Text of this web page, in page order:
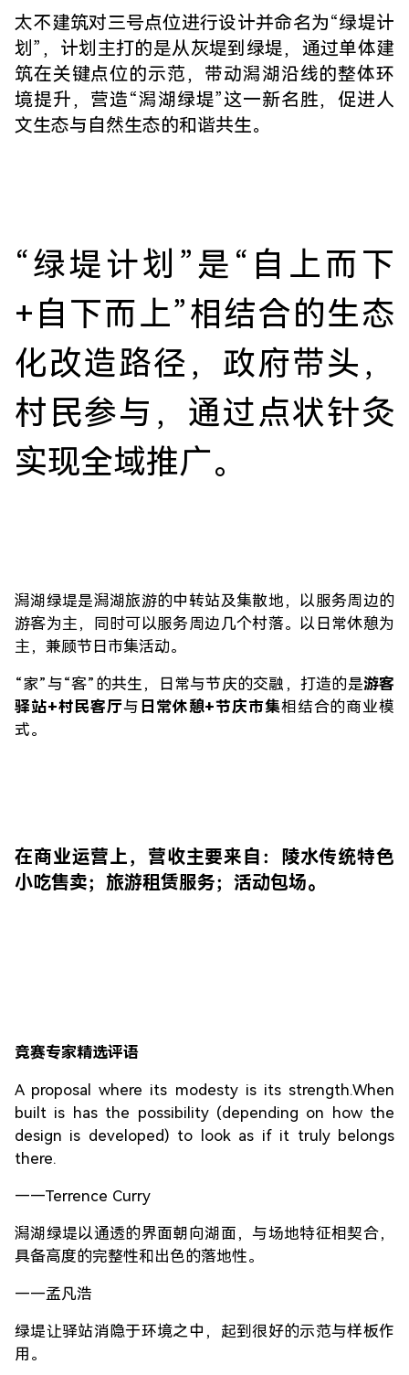
太不建筑对三号点位进行设计并命名为“绿堤计
划”，计划主打的是从灰堤到绿堤，通过单体建
筑在关键点位的示范，带动潟湖沿线的整体环
境提升，营造“潟湖绿堤”这一新名胜，促进人
文生态与自然生态的和谐共生。
“绿堤计划”是“自上而下
+自下而上”相结合的生态
化改造路径，政府带头，
村民参与，通过点状针灸
实现全域推广。
潟湖绿堤是潟湖旅游的中转站及集散地，以服务周边的
游客为主，同时可以服务周边几个村落。以日常休憩为
主，兼顾节日市集活动。
“家”与“客”的共生，日常与节庆的交融，打造的是游客
驿站+村民客厅与 日常休憩+节庆市集相结合的商业模
式。
在商业运营上，营收主要来自：陵水传统特色
小吃售卖；旅游租赁服务；活动包场。
竞赛专家精选评语
A proposal where its modesty is its strength.When
built is has the possibility (depending on how the
design is developed) to look as if it truly belongs
there.
——Terrence Curry
潟湖绿堤以通透的界面朝向湖面，与场地特征相契合，
具备高度的完整性和出色的落地性。
——孟凡浩
绿堤让驿站消隐于环境之中，起到很好的示范与样板作
用。